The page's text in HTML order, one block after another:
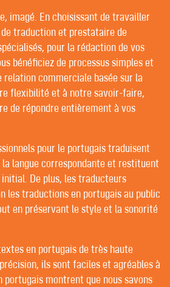
CONTEXT® –
RÉDACTEURS |
CLIENTS BÉNÉFICIENT
PAR CHANCE, NOUS
CLIENTS.
(ou presque) sont
suivi personnalisé et d’établir
de traduction, il n’est pas
imagé. En choisissant de travailler
de traduction et prestataire de
pour la rédaction de vos
bénéficiez de processus simples et
relation commerciale basée sur la
flexibilité et à notre savoir-faire,
de répondre entièrement à vos
pour le portugais traduisent
la langue correspondante et restituent
De plus, les traducteurs
les traductions en portugais au public
en préservant le style et la sonorité
en portugais de très haute
ils sont faciles et agréables à
portugais montrent que nous savons